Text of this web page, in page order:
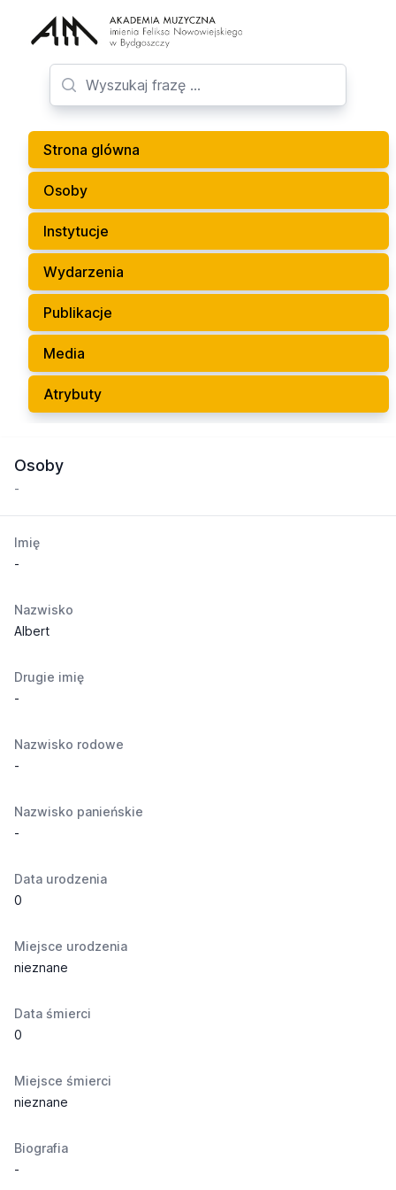
Strona glówna
Osoby
Instytucje
Wydarzenia
Publikacje
Media
Atrybuty
Osoby
-
Imię
-
Nazwisko
Albert
Drugie imię
-
Nazwisko rodowe
-
Nazwisko panieńskie
-
Data urodzenia
0
Miejsce urodzenia
nieznane
Data śmierci
0
Miejsce śmierci
nieznane
Biografia
-